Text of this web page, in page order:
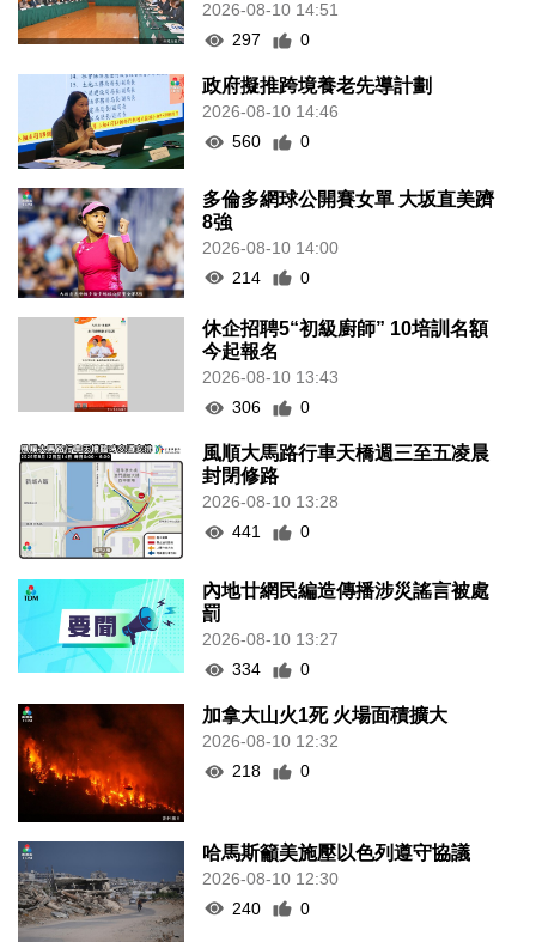
2026-08-10 14:51
297
0
政府擬推跨境養老先導計劃
2026-08-10 14:46
560
0
多倫多網球公開賽女單 大坂直美躋
8強
2026-08-10 14:00
214
0
休企招聘5“初級廚師” 10培訓名額
今起報名
2026-08-10 13:43
306
0
風順大馬路行車天橋週三至五凌晨
封閉修路
2026-08-10 13:28
441
0
內地廿網民編造傳播涉災謠言被處
罰
2026-08-10 13:27
334
0
加拿大山火1死 火場面積擴大
2026-08-10 12:32
218
0
哈馬斯籲美施壓以色列遵守協議
2026-08-10 12:30
240
0